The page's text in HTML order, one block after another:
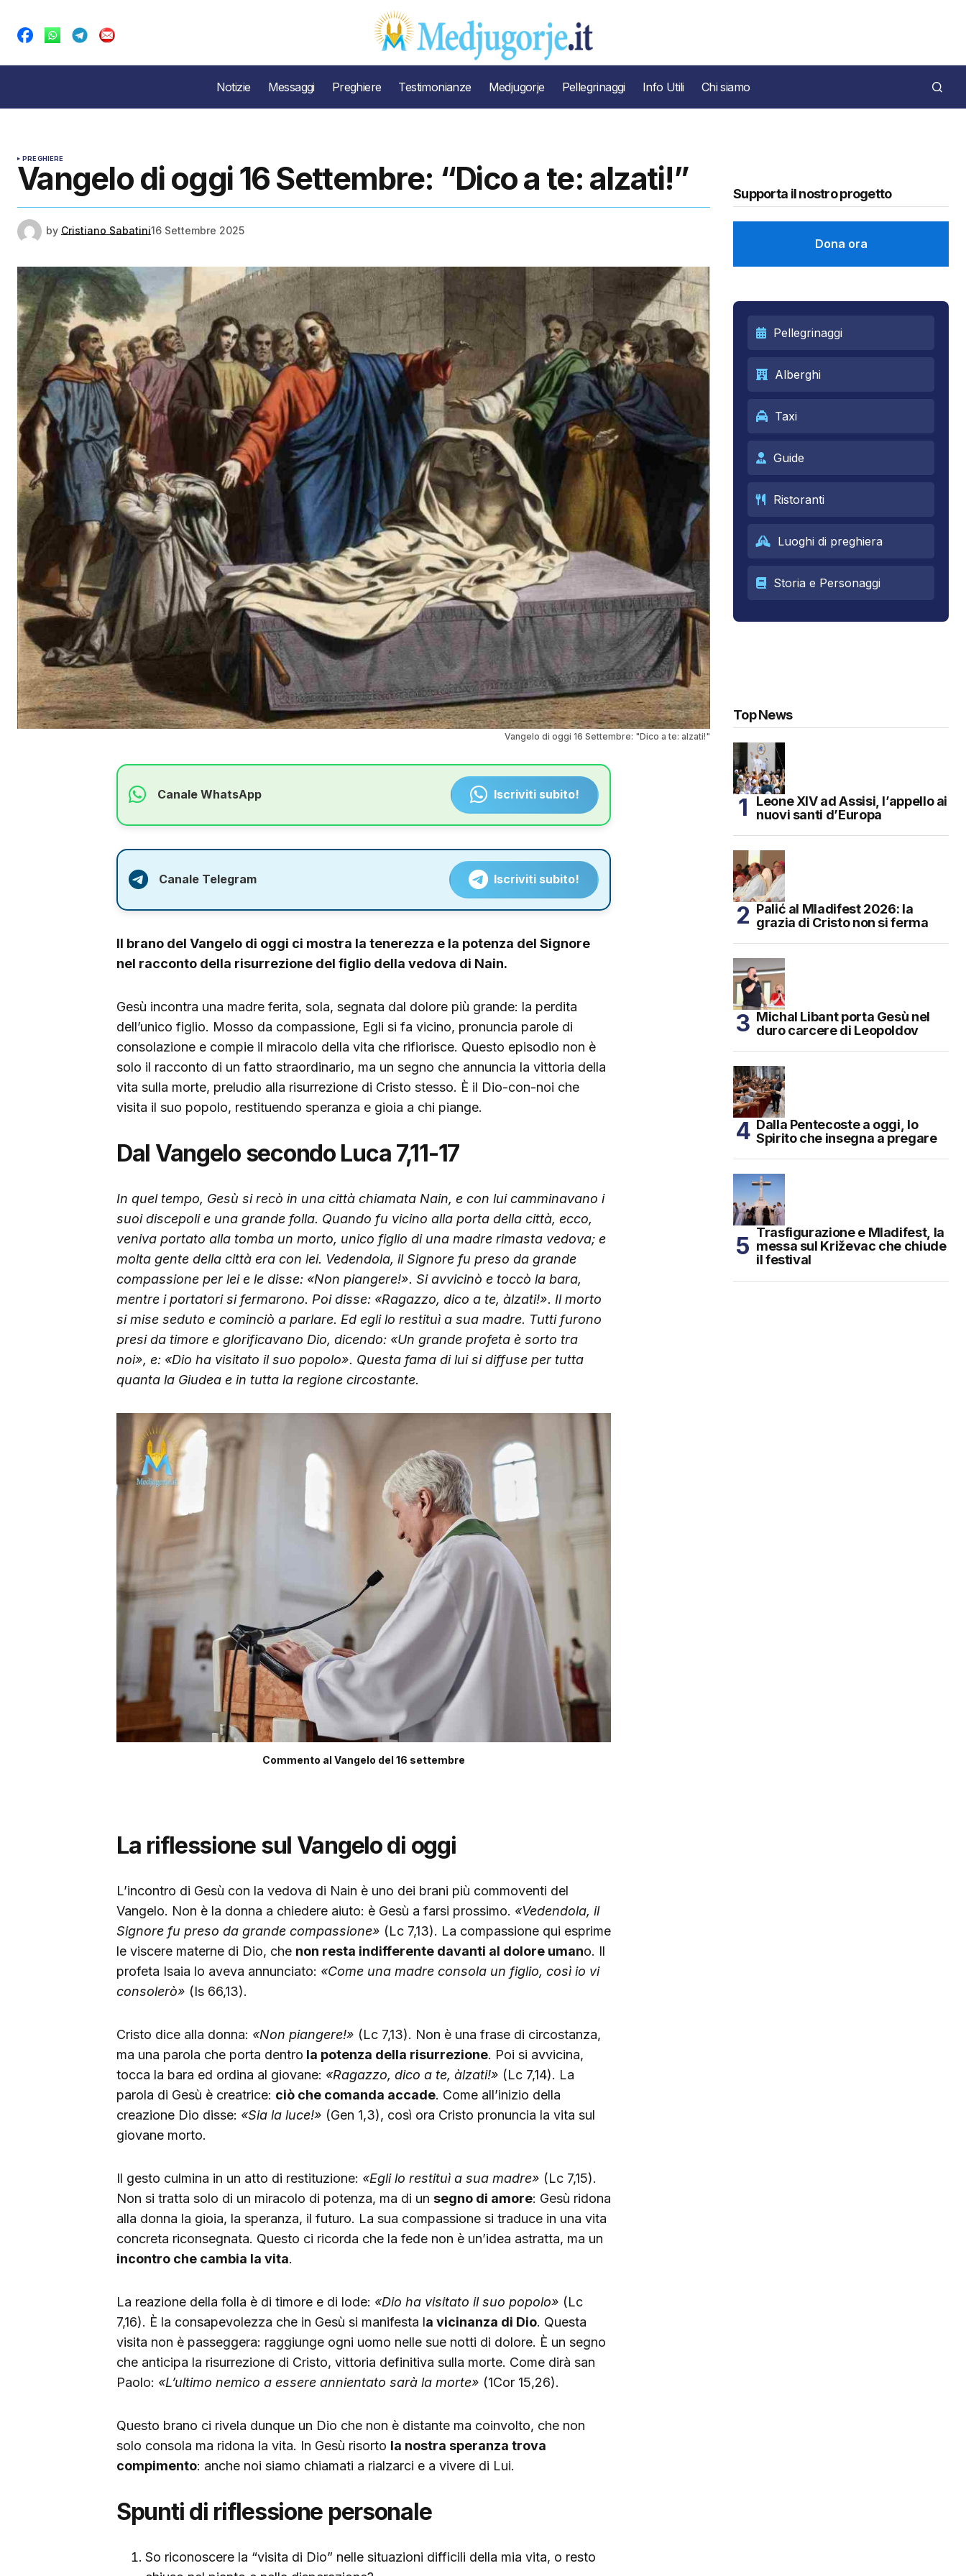
Notizie Messaggi Preghiere Testimonianze Medjugorje Pellegrinaggi Info Utili Chi siamo
PREGHIERE
Vangelo di oggi 16 Settembre: “Dico a te: alzati!”
by Cristiano Sabatini16 Settembre 2025
Vangelo di oggi 16 Settembre: "Dico a te: alzati!"
Canale WhatsApp Iscriviti subito!
Canale Telegram Iscriviti subito!
Il brano del Vangelo di oggi ci mostra la tenerezza e la potenza del Signore
nel racconto della risurrezione del figlio della vedova di Nain.
Gesù incontra una madre ferita, sola, segnata dal dolore più grande: la perdita
dell’unico figlio. Mosso da compassione, Egli si fa vicino, pronuncia parole di
consolazione e compie il miracolo della vita che rifiorisce. Questo episodio non è
solo il racconto di un fatto straordinario, ma un segno che annuncia la vittoria della
vita sulla morte, preludio alla risurrezione di Cristo stesso. È il Dio-con-noi che
visita il suo popolo, restituendo speranza e gioia a chi piange.
Dal Vangelo secondo Luca 7,11-17
In quel tempo, Gesù si recò in una città chiamata Nain, e con lui camminavano i
suoi discepoli e una grande folla. Quando fu vicino alla porta della città, ecco,
veniva portato alla tomba un morto, unico figlio di una madre rimasta vedova; e
molta gente della città era con lei. Vedendola, il Signore fu preso da grande
compassione per lei e le disse: «Non piangere!». Si avvicinò e toccò la bara,
mentre i portatori si fermarono. Poi disse: «Ragazzo, dico a te, àlzati!». Il morto
si mise seduto e cominciò a parlare. Ed egli lo restituì a sua madre. Tutti furono
presi da timore e glorificavano Dio, dicendo: «Un grande profeta è sorto tra
noi», e: «Dio ha visitato il suo popolo». Questa fama di lui si diffuse per tutta
quanta la Giudea e in tutta la regione circostante.
Commento al Vangelo del 16 settembre
La riflessione sul Vangelo di oggi
L’incontro di Gesù con la vedova di Nain è uno dei brani più commoventi del
Vangelo. Non è la donna a chiedere aiuto: è Gesù a farsi prossimo. «Vedendola, il
Signore fu preso da grande compassione» (Lc 7,13). La compassione qui esprime
le viscere materne di Dio, che non resta indifferente davanti al dolore umano. Il
profeta Isaia lo aveva annunciato: «Come una madre consola un figlio, così io vi
consolerò» (Is 66,13).
Cristo dice alla donna: «Non piangere!» (Lc 7,13). Non è una frase di circostanza,
ma una parola che porta dentro la potenza della risurrezione. Poi si avvicina,
tocca la bara ed ordina al giovane: «Ragazzo, dico a te, àlzati!» (Lc 7,14). La
parola di Gesù è creatrice: ciò che comanda accade. Come all’inizio della
creazione Dio disse: «Sia la luce!» (Gen 1,3), così ora Cristo pronuncia la vita sul
giovane morto.
Il gesto culmina in un atto di restituzione: «Egli lo restituì a sua madre» (Lc 7,15).
Non si tratta solo di un miracolo di potenza, ma di un segno di amore: Gesù ridona
alla donna la gioia, la speranza, il futuro. La sua compassione si traduce in una vita
concreta riconsegnata. Questo ci ricorda che la fede non è un’idea astratta, ma un
incontro che cambia la vita.
La reazione della folla è di timore e di lode: «Dio ha visitato il suo popolo» (Lc
7,16). È la consapevolezza che in Gesù si manifesta la vicinanza di Dio. Questa
visita non è passeggera: raggiunge ogni uomo nelle sue notti di dolore. È un segno
che anticipa la risurrezione di Cristo, vittoria definitiva sulla morte. Come dirà san
Paolo: «L’ultimo nemico a essere annientato sarà la morte» (1Cor 15,26).
Questo brano ci rivela dunque un Dio che non è distante ma coinvolto, che non
solo consola ma ridona la vita. In Gesù risorto la nostra speranza trova
compimento: anche noi siamo chiamati a rialzarci e a vivere di Lui.
Spunti di riflessione personale
So riconoscere la “visita di Dio” nelle situazioni difficili della mia vita, o resto
Supporta il nostro progetto
Dona ora
Pellegrinaggi
Alberghi
Taxi
Guide
Ristoranti
Luoghi di preghiera
Storia e Personaggi
Top News
Leone XIV ad Assisi, l’appello ai
nuovi santi d’Europa
Palić al Mladifest 2026: la
grazia di Cristo non si ferma
Michal Libant porta Gesù nel
duro carcere di Leopoldov
Dalla Pentecoste a oggi, lo
Spirito che insegna a pregare
Trasfigurazione e Mladifest, la
messa sul Križevac che chiude
il festival